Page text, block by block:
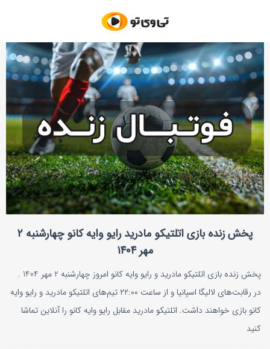
پخش زنده بازی اتلتیکو مادرید رایو وایه کانو چهارشنبه ۲
مهر ۱۴۰۴
پخش زنده بازی اتلتیکو مادرید و رایو وایه کانو امروز چهارشنبه 2 مهر 1404 .
در رقابت‌های لالیگا اسپانیا و از ساعت ۲۲:۰۰ تیم‌های اتلتیکو مادرید و رایو وایه
کانو بازی خواهند داشت. اتلتیکو مادرید مقابل رایو وایه کانو را آنلاین تماشا
کنید